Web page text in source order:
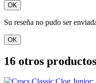
OK
Su reseña no pudo ser
OK
16 otros